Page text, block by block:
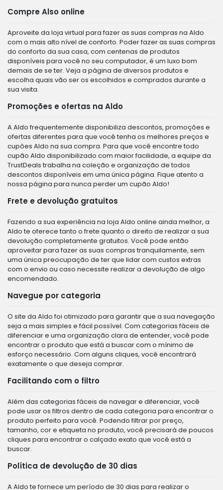
Compre Also online
Aproveite da loja virtual para fazer as suas compras na Aldo
com o mais alto nível de conforto. Poder fazer as suas compras
do conforto da sua casa, com centenas de produtos
disponíveis para você no seu computador, é um luxo bom
demais de se ter. Veja a página de diversos produtos e
escolha quais vão ser os escolhidos e comprados durante a
sua visita.
Promoções e ofertas na Aldo
A Aldo frequentemente disponibiliza descontos, promoções e
ofertas diferentes para que você tenha os melhores preços e
cupões Aldo na sua compra. Para que você encontre todo
cupão Aldo disponibilizado com maior facilidade, a equipe da
TrustDeals trabalha na coleção e organização de todos
descontos disponíveis em uma única página. Fique atento a
nossa página para nunca perder um cupão Aldo!
Frete e devolução gratuitos
Fazendo a sua experiência na loja Aldo online ainda melhor, a
Aldo te oferece tanto o frete quanto o direito de realizar a sua
devolução completamente gratuitos. Você pode então
aproveitar para fazer as suas compras tranquilamente, sem
uma única preocupação de ter que lidar com custos extras
com o envio ou caso necessite realizar a devolução de algo
encomendado.
Navegue por categoria
O site da Aldo foi otimizado para garantir que a sua navegação
seja a mais simples e fácil possível. Com categorias fáceis de
diferenciar e uma organização clara de entender, você pode
encontrar o produto que está a buscar com o mínimo de
esforço necessário. Com alguns cliques, você encontrará
exatamente o que deseja comprar.
Facilitando com o filtro
Além das categorias fáceis de navegar e diferenciar, você
pode usar os filtros dentro de cada categoria para encontrar o
produto perfeito para você. Podendo filtrar por preço,
tamanho, cor e etiqueta no produto, você precisará de poucos
cliques para encontrar o calçado exato que você está a
buscar.
Política de devolução de 30 dias
A Aldo te fornece um período de 30 dias para realizar o